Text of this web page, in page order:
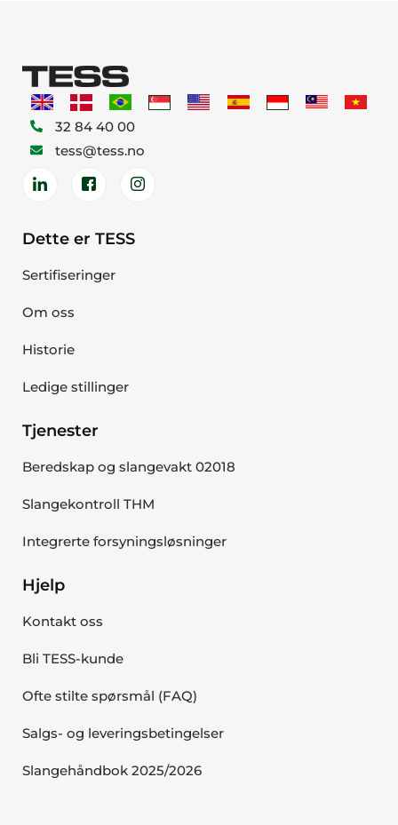
32 84 40 00
tess@tess.no
Dette er TESS
Sertifiseringer
Om oss
Historie
Ledige stillinger
Tjenester
Beredskap og slangevakt 02018
Slangekontroll THM
Integrerte forsyningsløsninger
Hjelp
Kontakt oss
Bli TESS-kunde
Ofte stilte spørsmål (FAQ)
Salgs- og leveringsbetingelser
Slangehåndbok 2025/2026